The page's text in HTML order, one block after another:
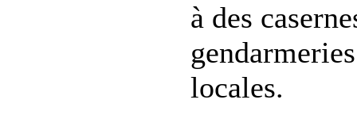
à des
locales.